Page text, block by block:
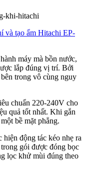
và tạo ẩm Hitachi EP-
máy mà bồn nước,
lắp đúng vị trí. Bởi
trong vô cùng nguy
chuẩn 220-240V cho
quả tốt nhất. Khi gắn
bề mặt phẳng.
hiện động tác kéo nhẹ ra
gói được đóng bọc
lọc khử mùi đúng theo